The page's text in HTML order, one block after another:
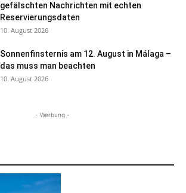
gefälschten Nachrichten mit echten
Reservierungsdaten
10. August 2026
Sonnenfinsternis am 12. August in Málaga –
das muss man beachten
10. August 2026
- Werbung -